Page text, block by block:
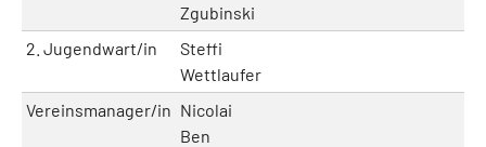
Zgubinski
2. Jugendwart/in
Steffi
Wettlaufer
Vereinsmanager/in Nicolai
Ben